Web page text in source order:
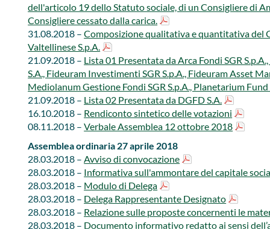
dell'articolo 19 dello Statuto sociale, di un Consigliere di
Consigliere cessato dalla carica.​​
31.08.2018 –​​Composizione qualitativa e quantitativa del
Valtellinese S.p.A.
21.09.2018 – Lista 01 Presentata ​da Arca Fondi SGR
S.A., Fideuram Investimenti SGR S.p.A., Fideuram Asset
Mediolanum Gestione Fondi SGR S.p.A., Planetarium
21.09.2018 –​ ​ Lista 02 Presentata da DGFD S.A.
16.10.2018 – Rendiconto sintetico delle votazioni​​​
08.11​​.2018 –​Verbale​ Assemblea 12 ottobre 2018
Assemblea ordinaria 27 aprile 2018​
​28.03.2018 –Avviso di convocazione
28.03.2018 –​​ Informativa sull'ammontare del capitale
28.03.2018 –​ Modulo di Delega
28.03.2018 –​ Delega Rappresentante Designato
28.03.2018 – Relazione sulle proposte concernenti le
28.03.2018 – Documento informativo redatto ai sensi